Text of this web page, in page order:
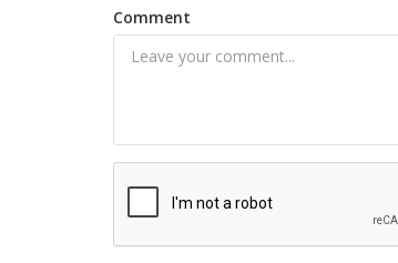
Comment